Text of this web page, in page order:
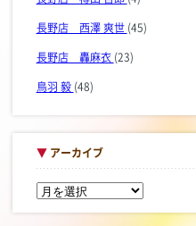
長野店 西澤 爽世 (45)
長野店 轟麻衣 (23)
鳥羽 毅 (48)
▼アーカイブ